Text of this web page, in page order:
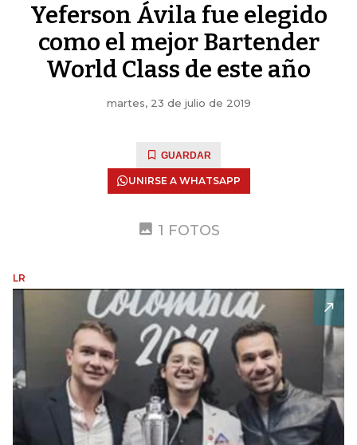
Yeferson Ávila fue elegido
como el mejor Bartender
World Class de este año
martes, 23 de julio de 2019
GUARDAR
UNIRSE A WHATSAPP
1 FOTOS
LR